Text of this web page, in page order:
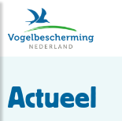
Actueel